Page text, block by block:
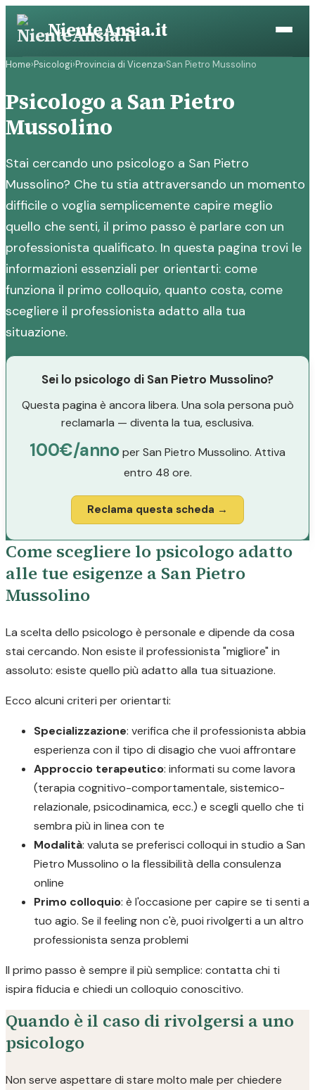
Vai
contenuto
NienteAnsia.it
Home›Psicologi›Provincia di Vicenza›San Pietro Mussolino
Psicologo a San Pietro
Mussolino
Stai cercando uno psicologo a San Pietro
Mussolino? Che tu stia attraversando un momento
difficile o voglia semplicemente capire meglio
quello che senti, il primo passo è parlare con un
professionista qualificato. In questa pagina trovi le
informazioni essenziali per orientarti: come
funziona il primo colloquio, quanto costa, come
scegliere il professionista adatto alla tua
situazione.
Sei lo psicologo di San Pietro Mussolino?
Questa pagina è ancora libera. Una sola persona può
reclamarla — diventa la tua, esclusiva.
100€/annoper San Pietro Mussolino. Attiva
entro 48 ore.
Reclama questa scheda →
Come scegliere lo psicologo adatto
alle tue esigenze a San Pietro
Mussolino
La scelta dello psicologo è personale e dipende da cosa
stai cercando. Non esiste il professionista "migliore" in
assoluto: esiste quello più adatto alla tua situazione.
Ecco alcuni criteri per orientarti:
Specializzazione: verifica che il professionista abbia
esperienza con il tipo di disagio che vuoi affrontare
Approccio terapeutico: informati su come lavora
(terapia cognitivo-comportamentale, sistemico-
relazionale, psicodinamica, ecc.) e scegli quello che ti
sembra più in linea con te
Modalità: valuta se preferisci colloqui in studio a San
Pietro Mussolino o la flessibilità della consulenza
online
Primo colloquio: è l'occasione per capire se ti senti a
tuo agio. Se il feeling non c'è, puoi rivolgerti a un altro
professionista senza problemi
Il primo passo è sempre il più semplice: contatta chi ti
ispira fiducia e chiedi un colloquio conoscitivo.
Quando è il caso di rivolgersi a uno
psicologo
Non serve aspettare di stare molto male per chiedere